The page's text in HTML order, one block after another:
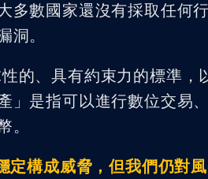
多數國家還沒有採取任何
洞。
的、具有約束力的標準，
」是指可以進行數位交易
。
定構成威脅，但我們仍對